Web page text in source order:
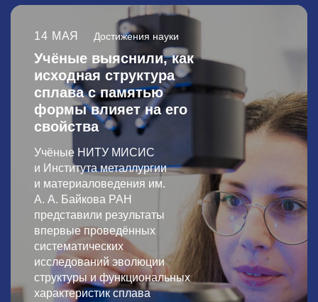
14 МАЯ Достижения науки
Учёные выяснили, как
исходная структура
сплава с памятью
формы влияет на его
свойства
Учёные НИТУ МИСИС
и Института металлургии
и материаловедения им.
А. А. Байкова РАН
представили результаты
впервые проведённых
систематических
исследований эволюции
структуры и функциональных
характеристик сплава